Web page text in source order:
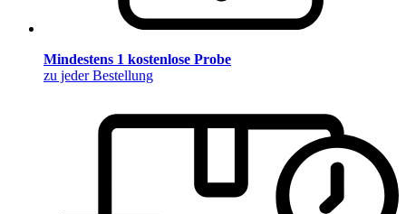
Mindestens 1 kostenlose Probe
zu jeder Bestellung